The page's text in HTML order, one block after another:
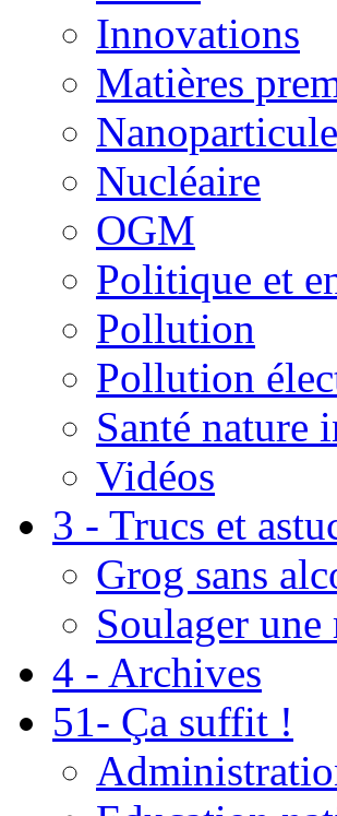
Innovations
Matières
Nucléaire
OGM
Politique et
Pollution
Pollution
Santé nature
Vidéos
3 - Trucs et
Grog sans
Soulager
4 - Archives
51- Ça suffit !